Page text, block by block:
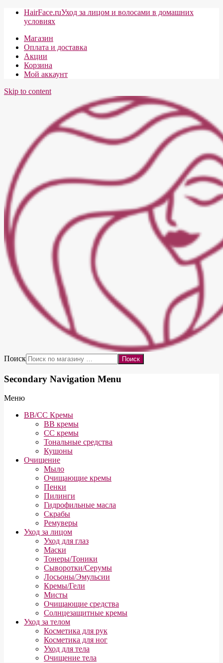
HairFace.ruУход за лицом и волосами в домашних
условиях
Магазин
Оплата и доставка
Акции
Корзина
Мой аккаунт
Skip to content
Поиск
Secondary Navigation Menu
Меню
BB/CC Кремы
BB кремы
СС кремы
Тональные средства
Кушоны
Очищение
Мыло
Очищающие кремы
Пенки
Пилинги
Гидрофильные масла
Скрабы
Ремуверы
Уход за лицом
Уход для глаз
Маски
Тонеры/Тоники
Сыворотки/Серумы
Лосьоны/Эмульсии
Кремы/Гели
Мисты
Очищающие средства
Солнцезащитные кремы
Уход за телом
Косметика для рук
Косметика для ног
Уход для тела
Очищение тела